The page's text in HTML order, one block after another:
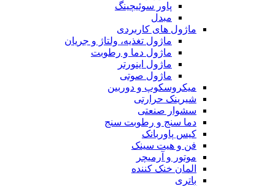
پاور سوئیچینگ
مبدل
ماژول های کاربردی
ماژول تغذیه، ولتاژ و جریان
ماژول دما و رطوبت
ماژول اینورتر
ماژول صوتی
میکروسکوپ و دوربین
شیرینک حرارتی
سشوار صنعتی
دما سنج و رطوبت سنج
کیس پاوربانک
فن و هیت سینک
موتور و آرمیچر
المان خنک کننده
باتری